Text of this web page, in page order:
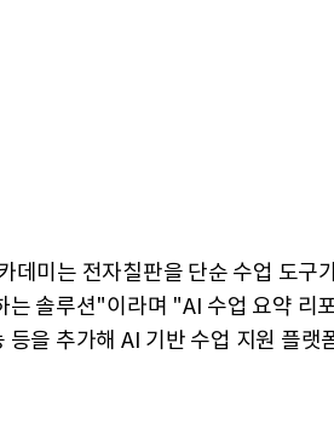
데미는 전자칠판을 단순 수업 도구
는 솔루션"이라며 "AI 수업 요약 리
을 추가해 AI 기반 수업 지원 플랫